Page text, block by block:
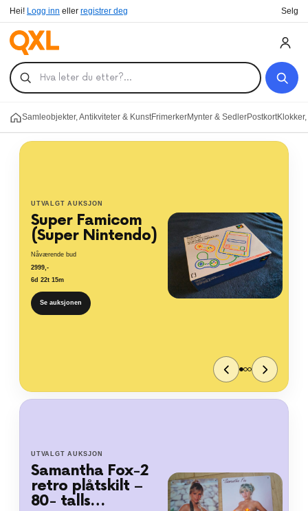
Hei! Logg inn eller registrer deg Selg
Samleobjekter, Antikviteter & KunstFrimerkerMynter & SedlerPostkort
Pokemon samling
i veldig god
kvalitet funnet i…
UTVALGT AUKSJON
Samantha Fox-2
retro plåtskilt –
80- talls…